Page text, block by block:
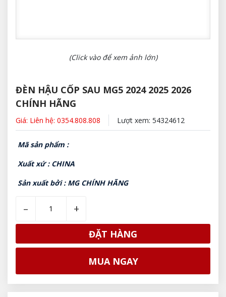
(Click vào để xem ảnh lớn)
ĐÈN HẬU CỐP SAU MG5 2024 2025 2026
CHÍNH HÃNG
Giá: Liên hệ: 0354.808.808 Lượt xem: 54324612
Mã sản phẩm :
Xuất xứ : CHINA
Sản xuất bởi : MG CHÍNH HÃNG
– +
ĐẶT HÀNG
MUA NGAY